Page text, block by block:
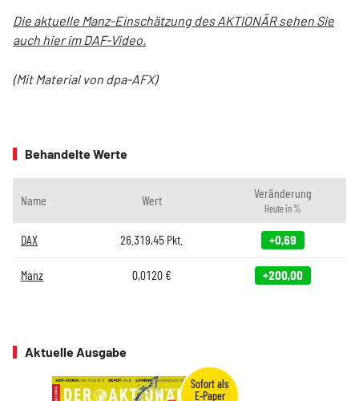
Die aktuelle Manz-Einschätzung des AKTIONÄR sehen Sie
auch hier im DAF-Video.
(Mit Material von dpa-AFX)
Behandelte Werte
Name Wert Veränderung
Heute in %
DAX 26.319,45 Pkt. +0,69
Manz 0,0120€ +200,00
Aktuelle Ausgabe